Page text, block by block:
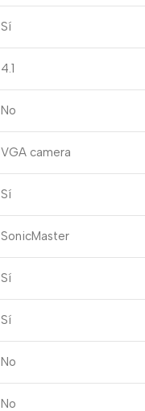
Sí
4.1
No
VGA camera
Sí
SonicMaster
Sí
Sí
No
No